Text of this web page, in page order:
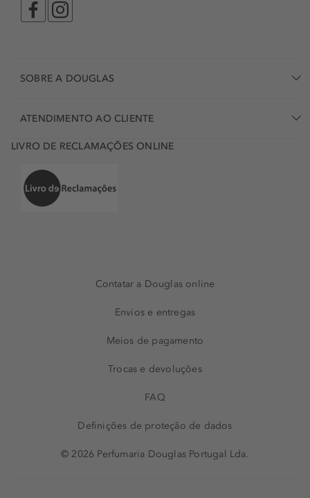
SOBRE A DOUGLAS
ATENDIMENTO AO CLIENTE
LIVRO DE RECLAMAÇÕES ONLINE
Contatar a Douglas online
Envios e entregas
Meios de pagamento
Trocas e devoluções
FAQ
Definições de proteção de dados
© 2026 Perfumaria Douglas Portugal Lda.